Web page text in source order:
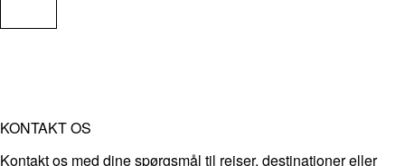
KONTAKT OS
Kontakt os med dine spørgsmål til rejser, destinationer eller